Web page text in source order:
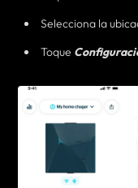
Selecciona la
Toque